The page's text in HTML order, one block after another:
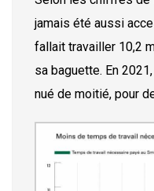
jamais été aus­si
fal­lait tra­vailler 10,2
sa baguette. En
nué de moi­tié, pour